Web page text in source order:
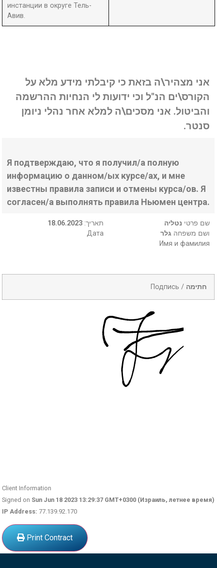
инстанции в округе Тель-
Авив.
אני מצהיר\ה בזאת כי קיבלתי מידע מלא על
הקורס\ים הנ"ל וכי ידועות לי הנחיות ההרשמה
והביטול. אני מסכים\ה למלא אחר נהלי ניומן
סנטר.
Я подтверждаю, что я получил/а полную
информацию о данном/ых курсе/ах, и мне
известны правила записи и отмены курса/ов. Я
согласен/а выполнять правила Ньюмен центра.
18.06.2023 :תאריך
Дата
שם פרטי נטליה
ושם משפחה גלר
Имя и фамилия
Подпись / חתימה
Client Information
Signed on Sun Jun 18 2023 13:29:37 GMT+0300 (Израиль, летнее время)
IP Address: 77.139.92.170
Print Contract